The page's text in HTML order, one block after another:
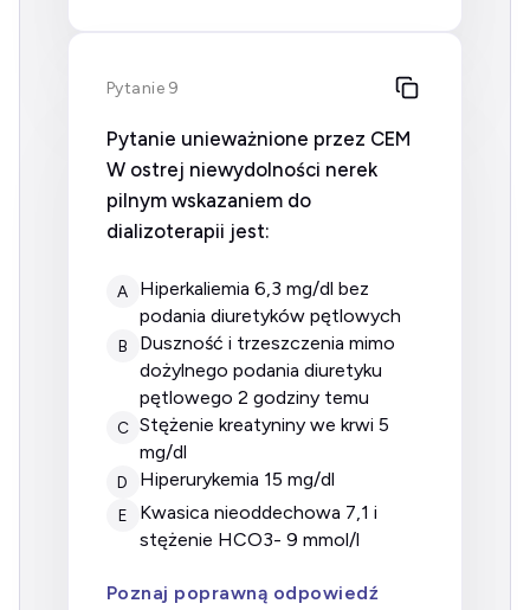
Pytanie 9
Pytanie unieważnione przez CEM
W ostrej niewydolności nerek
pilnym wskazaniem do
dializoterapii jest:
A
hiperkaliemia 6,3 mg/dl bez
podania diuretyków pętlowych
B
duszność i trzeszczenia mimo
dożylnego podania diuretyku
pętlowego 2 godziny temu
C stężenie kreatyniny we krwi 5
mg/dl
D hiperurykemia 15 mg/dl
E
kwasica nieoddechowa 7,1 i
stężenie HCO3- 9 mmol/l
Poznaj poprawną odpowiedź